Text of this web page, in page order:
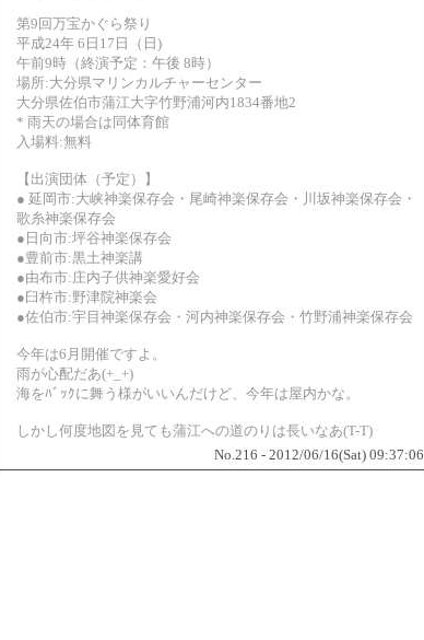
第9回万宝かぐら祭り
平成24年 6日17日（日)
午前9時（終演予定：午後 8時）
場所:大分県マリンカルチャーセンター
大分県佐伯市蒲江大字竹野浦河内1834番地2
* 雨天の場合は同体育館
入場料:無料
【出演団体（予定）】
● 延岡市:大峡神楽保存会・尾崎神楽保存会・川坂神楽保存会・
歌糸神楽保存会
●日向市:坪谷神楽保存会
●豊前市:黒土神楽講
●由布市:庄内子供神楽愛好会
●臼杵市:野津院神楽会
●佐伯市:宇目神楽保存会・河内神楽保存会・竹野浦神楽保存会
今年は6月開催ですよ。
雨が心配だあ(+_+)
海をﾊﾞｯｸに舞う様がいいんだけど、今年は屋内かな。
しかし何度地図を見ても蒲江への道のりは長いなあ(T-T)
No.216 - 2012/06/16(Sat) 09:37:06